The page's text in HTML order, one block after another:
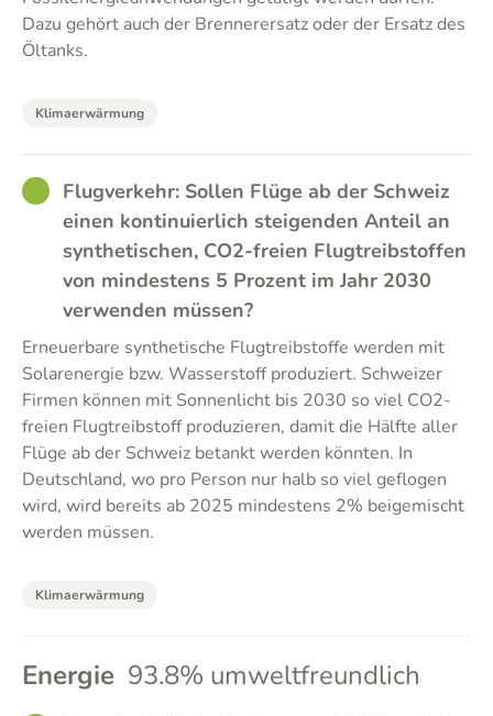
Dazu gehört auch der Brennerersatz oder der Ersatz des
Öltanks.
Klimaerwärmung
GOODFlugverkehr: Sollen Flüge ab der Schweiz
einen kontinuierlich steigenden Anteil an
synthetischen, CO2-freien Flugtreibstoffen
von mindestens 5 Prozent im Jahr 2030
verwenden müssen?
Erneuerbare synthetische Flugtreibstoffe werden mit
Solarenergie bzw. Wasserstoff produziert. Schweizer
Firmen können mit Sonnenlicht bis 2030 so viel CO2-
freien Flugtreibstoff produzieren, damit die Hälfte aller
Flüge ab der Schweiz betankt werden könnten. In
Deutschland, wo pro Person nur halb so viel geflogen
wird, wird bereits ab 2025 mindestens 2% beigemischt
werden müssen.
Klimaerwärmung
Energie 93.8% umweltfreundlich